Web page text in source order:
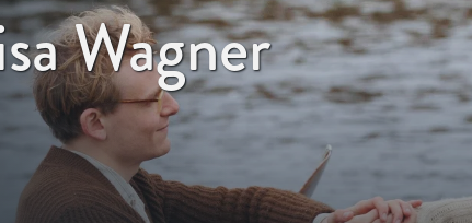
Wagner